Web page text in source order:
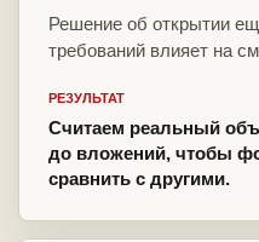
Решение об открытии
требований влияет на
РЕЗУЛЬТАТ
Считаем реальный
до вложений, чтобы
сравнить с другими.